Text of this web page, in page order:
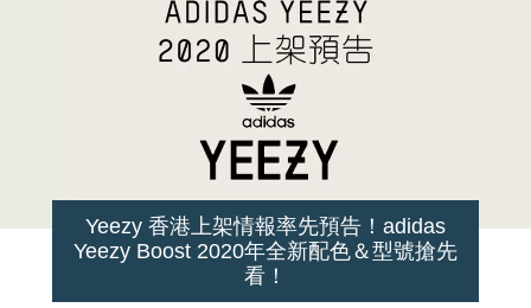
Yeezy 香港上架情報率先預告！adidas
Yeezy Boost 2020年全新配色＆型號搶先
看！